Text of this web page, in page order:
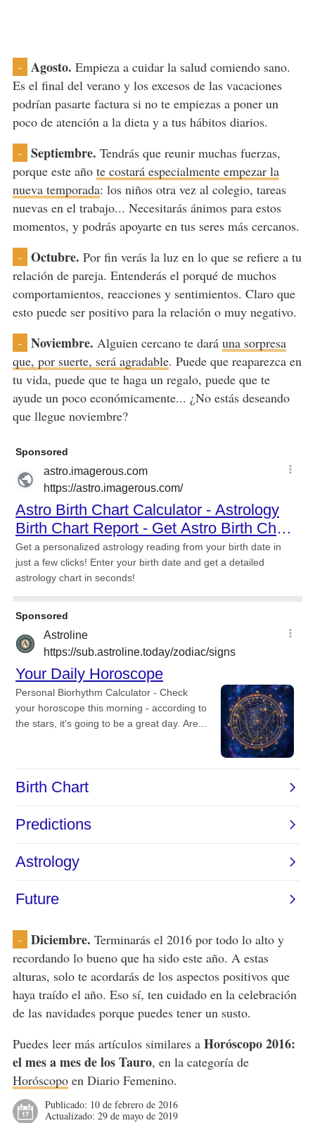
- Agosto. Empieza a cuidar la salud comiendo sano.
Es el final del verano y los excesos de las vacaciones
podrían pasarte factura si no te empiezas a poner un
poco de atención a la dieta y a tus hábitos diarios.
- Septiembre. Tendrás que reunir muchas fuerzas,
porque este año te costará especialmente empezar la
nueva temporada: los niños otra vez al colegio, tareas
nuevas en el trabajo... Necesitarás ánimos para estos
momentos, y podrás apoyarte en tus seres más cercanos.
- Octubre. Por fin verás la luz en lo que se refiere a tu
relación de pareja. Entenderás el porqué de muchos
comportamientos, reacciones y sentimientos. Claro que
esto puede ser positivo para la relación o muy negativo.
- Noviembre. Alguien cercano te dará una sorpresa
que, por suerte, será agradable. Puede que reaparezca en
tu vida, puede que te haga un regalo, puede que te
ayude un poco económicamente... ¿No estás deseando
que llegue noviembre?
- Diciembre. Terminarás el 2016 por todo lo alto y
recordando lo bueno que ha sido este año. A estas
alturas, solo te acordarás de los aspectos positivos que
haya traído el año. Eso sí, ten cuidado en la celebración
de las navidades porque puedes tener un susto.
Puedes leer más artículos similares a Horóscopo 2016:
el mes a mes de los Tauro, en la categoría de
Horóscopoen Diario Femenino.
Publicado: 10 de febrero de 2016
Actualizado: 29 de mayo de 2019